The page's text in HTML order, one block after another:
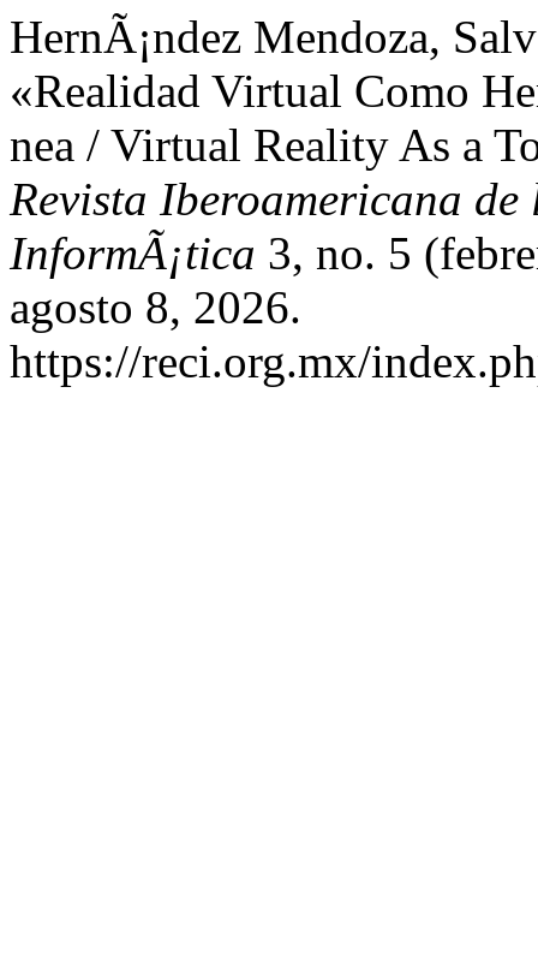
HernÃ¡ndez Mendoza,
«Realidad Virtual Como
nea / Virtual Reality As a
Revista Iberoamericana
InformÃ¡tica 3, no. 5
agosto 8, 2026.
https://reci.org.mx/